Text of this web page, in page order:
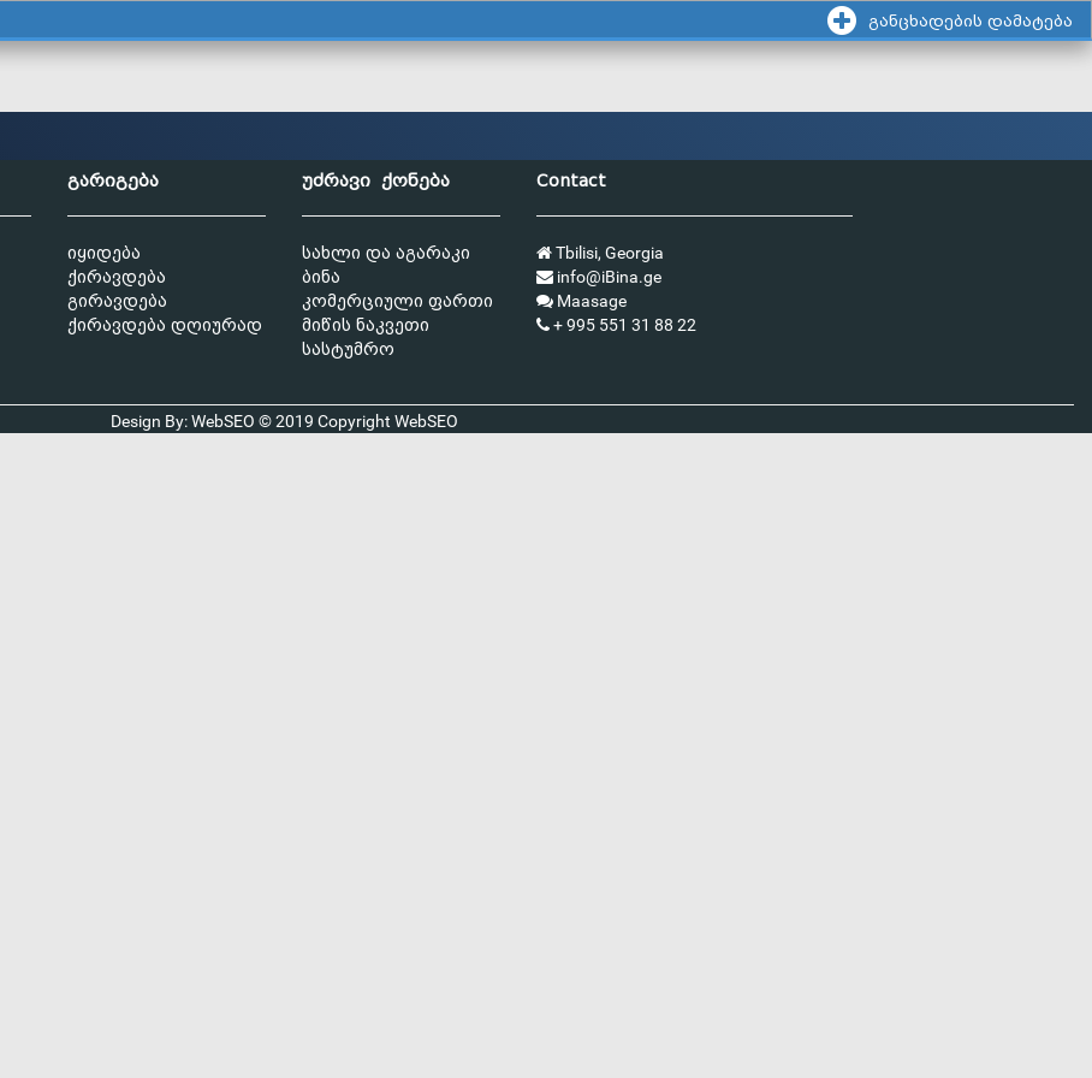
განცხადების დამატება
გარიგება
იყიდება
ქირავდება
გირავდება
ქირავდება დღიურად
უძრავი ქონება
სახლი და აგარაკი
ბინა
კომერციული ფართი
მიწის ნაკვეთი
სასტუმრო
Contact
Tbilisi, Georgia
info@iBina.ge
Maasage
+ 995 551 31 88 22
Design By: WebSEO © 2019 Copyright WebSEO